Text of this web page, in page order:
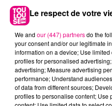
Cancer
Le respect de votre
We and our (447) partnersdo the
your consent and/or our legitimate
information on a device; Use
profiles for personalised
advertising; Measure advertising
performance; Understand
of data from different sources;
profiles to personalise content; Use